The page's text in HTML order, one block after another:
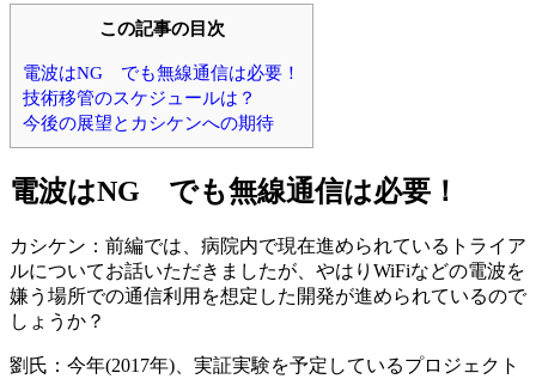
この記事の目次
電波はNG でも無線通信は必要！
技術移管のスケジュールは？
今後の展望とカシケンへの期待
電波はNG でも無線通信は必要！
カシケン：前編では、病院内で現在進められているトライア
ルについてお話いただきましたが、やはりWiFiなどの電波を
嫌う場所での通信利用を想定した開発が進められているので
しょうか？
劉氏：今年(2017年)、実証実験を予定しているプロジェクト